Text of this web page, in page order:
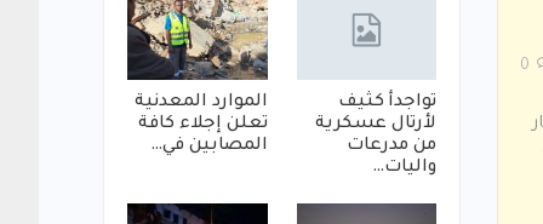
تواجدأ كثيف
لأرتال عسكرية
من مدرعات
واليات…
الموارد المعدنية
تعلن إجلاء كافة
المصابين في…